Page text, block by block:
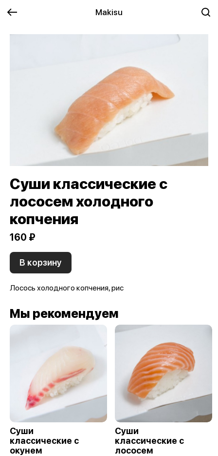
Makisu
Суши классические с
лососем холодного
копчения
160 ₽
В корзину
Лосось холодного копчения, рис
Мы рекомендуем
Суши
классические с
окунем
Суши
классические с
лососем